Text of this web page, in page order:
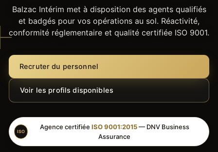
Balzac Intérim met à disposition des agents qualifiés
et badgés pour vos opérations au sol. Réactivité,
conformité réglementaire et qualité certifiée ISO 9001.
Recruter du personnel
Voir les profils disponibles
ISO
Agence certifiée ISO 9001:2015— DNV Business
Assurance